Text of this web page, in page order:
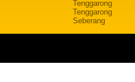
Tenggarong
Tenggarong
Seberang